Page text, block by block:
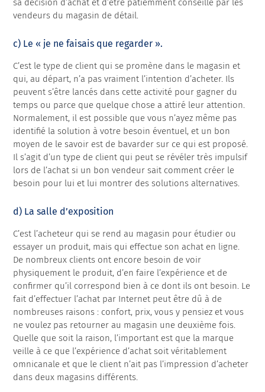
sa décision d’achat et d’être patiemment conseillé par les
vendeurs du magasin de détail.
c) Le « je ne faisais que regarder ».
C’est le type de client qui se promène dans le magasin et
qui, au départ, n’a pas vraiment l’intention d’acheter. Ils
peuvent s’être lancés dans cette activité pour gagner du
temps ou parce que quelque chose a attiré leur attention.
Normalement, il est possible que vous n’ayez même pas
identifié la solution à votre besoin éventuel, et un bon
moyen de le savoir est de bavarder sur ce qui est proposé.
Il s’agit d’un type de client qui peut se révéler très impulsif
lors de l’achat si un bon vendeur sait comment créer le
besoin pour lui et lui montrer des solutions alternatives.
d) La salle d’exposition
C’est l’acheteur qui se rend au magasin pour étudier ou
essayer un produit, mais qui effectue son achat en ligne.
De nombreux clients ont encore besoin de voir
physiquement le produit, d’en faire l’expérience et de
confirmer qu’il correspond bien à ce dont ils ont besoin. Le
fait d’effectuer l’achat par Internet peut être dû à de
nombreuses raisons : confort, prix, vous y pensiez et vous
ne voulez pas retourner au magasin une deuxième fois.
Quelle que soit la raison, l’important est que la marque
veille à ce que l’expérience d’achat soit véritablement
omnicanale et que le client n’ait pas l’impression d’acheter
dans deux magasins différents.